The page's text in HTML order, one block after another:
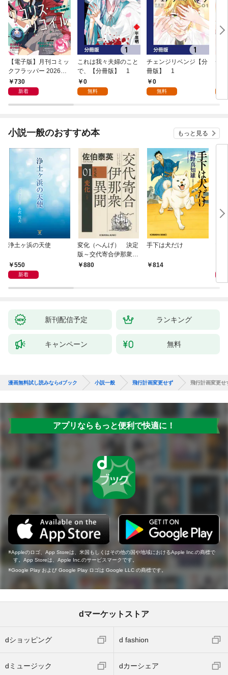
【電子版】月刊コミッ
クフラッパー 2026年9
月号730
新着
これは我々夫婦のこと
で、【分冊版】 1
0
無料
チェンジリベンジ【分
冊版】 1
0
無料
チ
小説一般のおすすめ本 もっと見る
浄土ヶ浜の天使
550
新着
変化（へんげ） 決定
版～交代寄合伊那衆異
聞（1）～
880
手下は犬だけ
814
新刊配信予定 ランキング
キャンペーン 無料
漫画無料試し読みならdブック 小説一般 飛行計画変更せず 飛行計画変更せ
アプリならもっと便利で快適に！
Appleのロゴ、App Storeは、米国もしくはその他の国や地域におけるApple Inc.の商標で
す。App Storeは、Apple Inc.のサービスマークです。
Google Play および Google Play ロゴは Google LLC の商標です。
dマーケットストア
dショッピング d fashion
dミュージック dカーシェア